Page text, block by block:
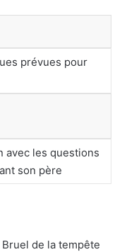
prévues pour
avec les questions
son père
de la tempête